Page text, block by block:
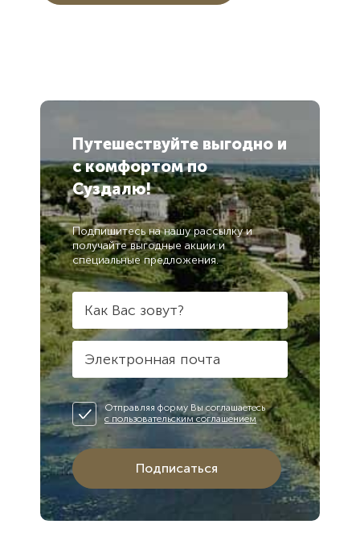
Путешествуйте выгодно и
с комфортомпо
Суздалю!
Подпишитесь на нашу рассылку и
получайте выгодные акции и
специальные предложения.
Как Вас зовут?
Электронная почта
Отправляя форму Вы соглашаетесь
с пользовательским соглашением
Подписаться